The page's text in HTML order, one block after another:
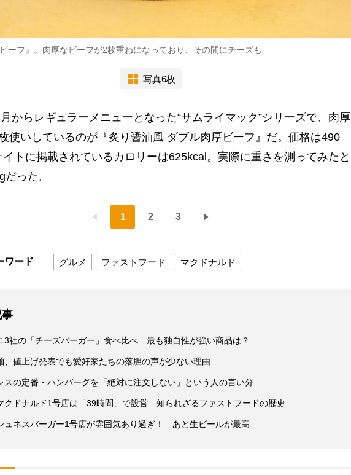
ビーフ』。肉厚なビーフが2枚重ねになっており、その間にチーズも
写真6枚
からレギュラーメニューとなった“サムライマック”シリーズで、肉厚
使いしているのが『炙り醤油風 ダブル肉厚ビーフ』だ。価格は490
イトに掲載されているカロリーは625kcal。実際に重さを測ってみたと
った。
1 2 3
ワード グルメ ファストフード マクドナルド
事
3社の「チーズバーガー」食べ比べ 最も独自性が強い商品は？
、値上げ発表でも愛好家たちの落胆の声が少ない理由
スの定番・ハンバーグを「絶対に注文しない」という人の言い分
クドナルド1号店は「39時間」で設営 知られざるファストフードの歴史
ュネスバーガー1号店が雰囲気あり過ぎ！ あと生ビールが最高